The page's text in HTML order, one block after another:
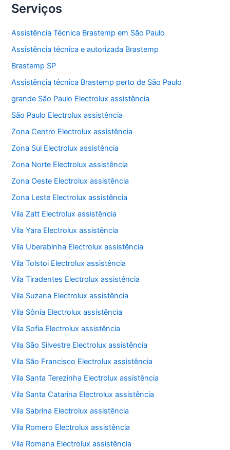
Serviços
Assistência Técnica Brastemp em São Paulo
Assistência técnica e autorizada Brastemp
Brastemp SP
Assistência técnica Brastemp perto de São Paulo
grande São Paulo Electrolux assistência
São Paulo Electrolux assistência
Zona Centro Electrolux assistência
Zona Sul Electrolux assistência
Zona Norte Electrolux assistência
Zona Oeste Electrolux assistência
Zona Leste Electrolux assistência
Vila Zatt Electrolux assistência
Vila Yara Electrolux assistência
Vila Uberabinha Electrolux assistência
Vila Tolstoi Electrolux assistência
Vila Tiradentes Electrolux assistência
Vila Suzana Electrolux assistência
Vila Sônia Electrolux assistência
Vila Sofia Electrolux assistência
Vila São Silvestre Electrolux assistência
Vila São Francisco Electrolux assistência
Vila Santa Terezinha Electrolux assistência
Vila Santa Catarina Electrolux assistência
Vila Sabrina Electrolux assistência
Vila Romero Electrolux assistência
Vila Romana Electrolux assistência